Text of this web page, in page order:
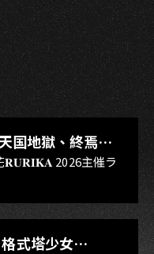
国地獄、終焉
無我夢中、花奏
𝐑𝐔𝐑𝐈𝐊𝐀 2026主催ラ
式塔少女